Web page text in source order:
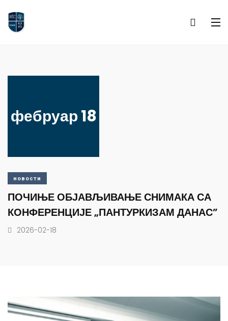
фебруар 18
новости
ПОЧИЊЕ ОБЈАВЉИВАЊЕ СНИМАКА СА
КОНФЕРЕНЦИЈЕ „ПАНТУРКИЗАМ ДАНАС”
2026-02-18